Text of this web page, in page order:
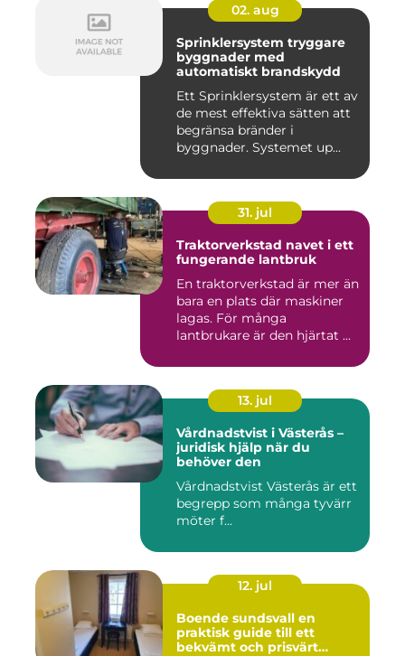
02. aug
Sprinklersystem tryggare
byggnader med
automatiskt brandskydd
Ett Sprinklersystem är ett av
de mest effektiva sätten att
begränsa bränder i
byggnader. Systemet up...
31. jul
Traktorverkstad navet i ett
fungerande lantbruk
En traktorverkstad är mer än
bara en plats där maskiner
lagas. För många
lantbrukare är den hjärtat ...
13. jul
Vårdnadstvist i Västerås –
juridisk hjälp när du
behöver den
Vårdnadstvist Västerås är ett
begrepp som många tyvärr
möter f...
12. jul
Boende sundsvall en
praktisk guide till ett
bekvämt och prisvärt